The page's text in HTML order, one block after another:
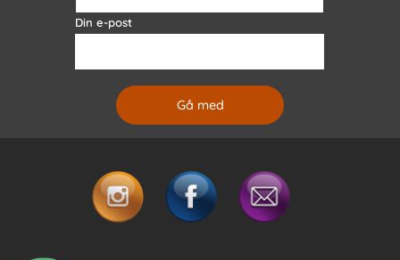
Din e-post